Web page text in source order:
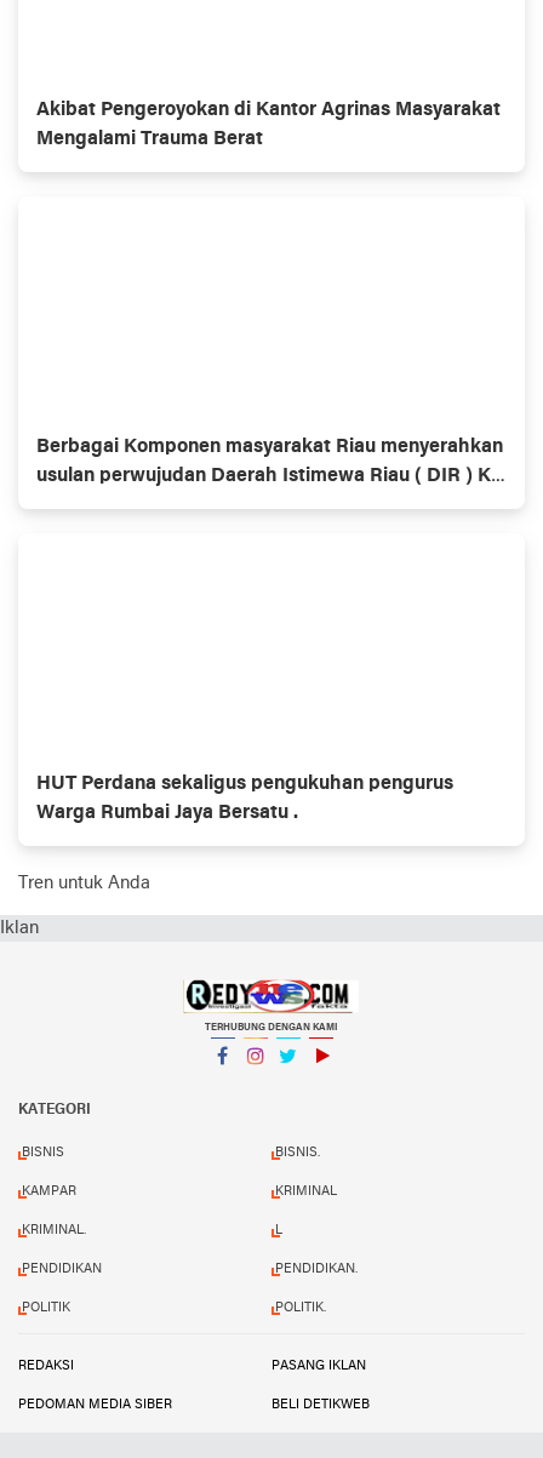
Akibat Pengeroyokan di Kantor Agrinas Masyarakat
Mengalami Trauma Berat
Berbagai Komponen masyarakat Riau menyerahkan
usulan perwujudan Daerah Istimewa Riau ( DIR ) Ke
Dewan Perwakilan Rakyat ( DPR ) dan Dewan
HUT Perdana sekaligus pengukuhan pengurus
Warga Rumbai Jaya Bersatu .
Tren untuk Anda
Iklan
TERHUBUNG DENGAN KAMI
KATEGORI
BISNIS BISNIS.
KAMPAR KRIMINAL
KRIMINAL. L
PENDIDIKAN PENDIDIKAN.
POLITIK POLITIK.
REDAKSI PASANG IKLAN
PEDOMAN MEDIA SIBER BELI DETIKWEB